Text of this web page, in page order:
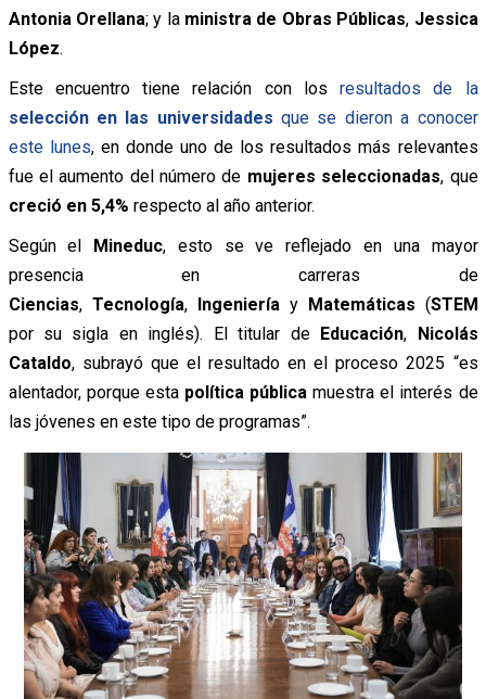
Antonia Orellana; y la ministra de Obras Públicas, Jessica
López.
Este encuentro tiene relación con los resultados de la
selección en las universidades que se dieron a conocer
este lunes, en donde uno de los resultados más relevantes
fue el aumento del número de mujeres seleccionadas, que
creció en 5,4% respecto al año anterior.
Según el Mineduc, esto se ve reflejado en una mayor
presencia en carreras de
Ciencias, Tecnología, Ingeniería y Matemáticas (STEM
por su sigla en inglés). El titular de Educación, Nicolás
Cataldo, subrayó que el resultado en el proceso 2025 “es
alentador, porque esta política pública muestra el interés de
las jóvenes en este tipo de programas”.